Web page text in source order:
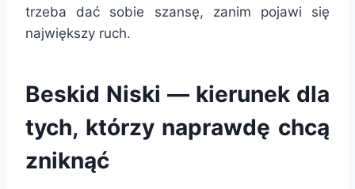
trzeba dać sobie szansę, zanim pojawi się
największy ruch.
Beskid Niski — kierunek dla
tych, którzy naprawdę chcą
zniknąć